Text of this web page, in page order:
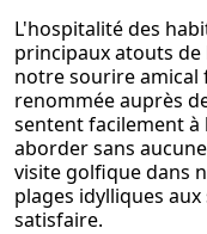
L'hospitalité des
principaux atouts
notre sourire
renommée auprès
sentent facilement à
aborder sans
visite golfique dans
plages idylliques
satisfaire.